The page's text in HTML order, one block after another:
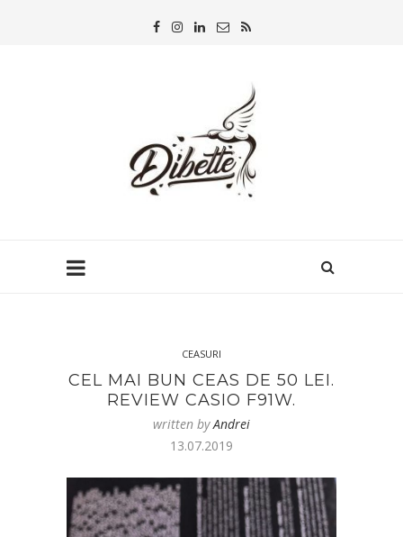
CEASURI
CEL MAI BUN CEAS DE 50 LEI.
REVIEW CASIO F91W.
written byAndrei
13.07.2019